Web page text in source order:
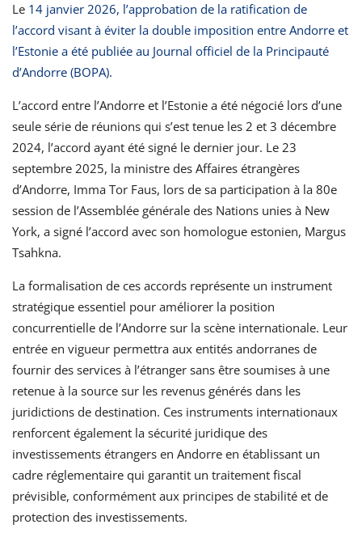
Le 14 janvier 2026, l’approbation de la ratification de
l’accord visant à éviter la double imposition entre Andorre et
l’Estonie a été publiée au Journal officiel de la Principauté
d’Andorre (BOPA).
L’accord entre l’Andorre et l’Estonie a été négocié lors d’une
seule série de réunions qui s’est tenue les 2 et 3 décembre
2024, l’accord ayant été signé le dernier jour. Le 23
septembre 2025, la ministre des Affaires étrangères
d’Andorre, Imma Tor Faus, lors de sa participation à la 80e
session de l’Assemblée générale des Nations unies à New
York, a signé l’accord avec son homologue estonien, Margus
Tsahkna.
La formalisation de ces accords représente un instrument
stratégique essentiel pour améliorer la position
concurrentielle de l’Andorre sur la scène internationale. Leur
entrée en vigueur permettra aux entités andorranes de
fournir des services à l’étranger sans être soumises à une
retenue à la source sur les revenus générés dans les
juridictions de destination. Ces instruments internationaux
renforcent également la sécurité juridique des
investissements étrangers en Andorre en établissant un
cadre réglementaire qui garantit un traitement fiscal
prévisible, conformément aux principes de stabilité et de
protection des investissements.